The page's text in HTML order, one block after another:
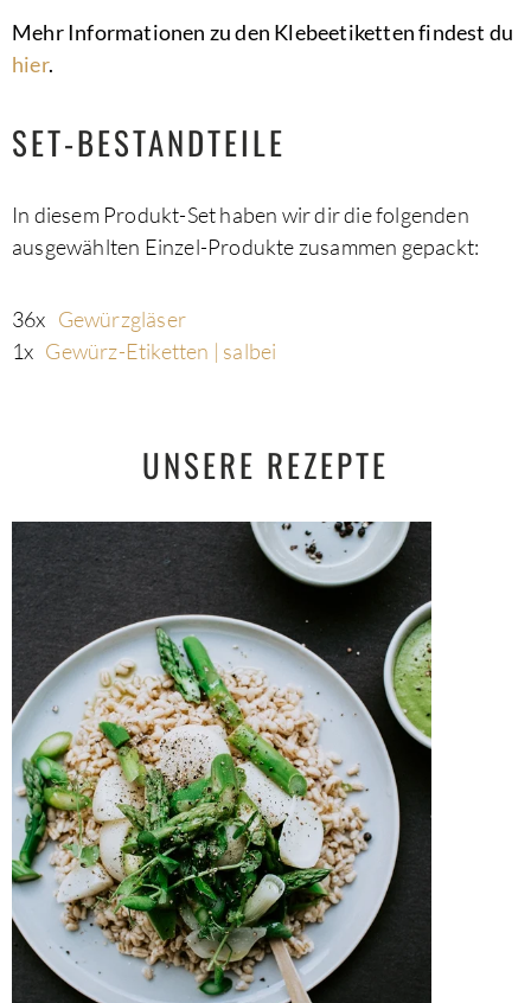
Mehr Informationen zu den Klebeetiketten findest du
hier.
SET-BESTANDTEILE
In diesem Produkt-Set haben wir dir die folgenden
ausgewählten Einzel-Produkte zusammen gepackt:
36x Gewürzgläser
1x Gewürz-Etiketten | salbei
UNSERE REZEPTE